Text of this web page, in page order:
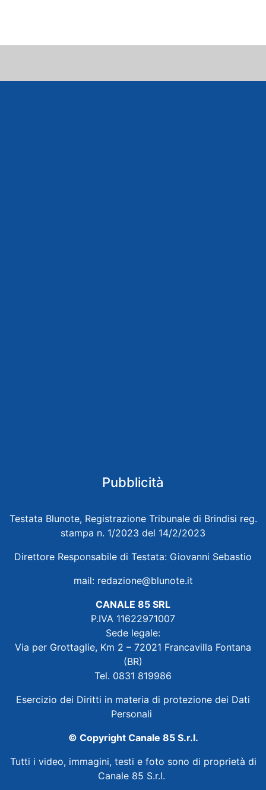
Pubblicità
Testata Blunote, Registrazione Tribunale di Brindisi reg.
stampa n. 1/2023 del 14/2/2023
Direttore Responsabile di Testata: Giovanni Sebastio
mail: redazione@blunote.it
CANALE 85 SRL
P.IVA 11622971007
Sede legale:
Via per Grottaglie, Km 2 – 72021 Francavilla Fontana
(BR)
Tel. 0831 819986
Esercizio dei Diritti in materia di protezione dei Dati
Personali
© Copyright Canale 85 S.r.l.
Tutti i video, immagini, testi e foto sono di proprietà di
Canale 85 S.r.l.